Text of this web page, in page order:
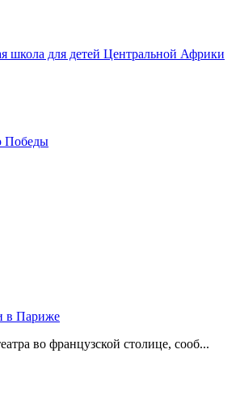
школа для детей Центральной Африки
Победы
в Париже
во французской столице, сооб...